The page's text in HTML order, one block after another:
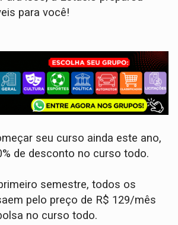
para você!
seu curso ainda este ano,
de desconto no curso todo.
semestre, todos os
pelo preço de R$ 129/mês
no curso todo.